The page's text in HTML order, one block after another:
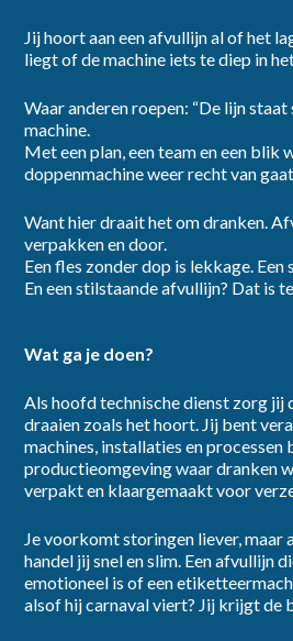
Jij hoort aan een afvullijn al of het
liegt of de machine iets te diep in
Waar anderen roepen: “De lijn staat
machine.
Met een plan, een team en een blik
doppenmachine weer recht van
Want hier draait het om dranken.
verpakken en door.
Een fles zonder dop is lekkage.
En een stilstaande afvullijn? Dat is
Wat ga je doen?
Als hoofd technische dienst zorg
draaien zoals het hoort. Jij bent
machines, installaties en processen
productieomgeving waar dranken
verpakt en klaargemaakt voor
Je voorkomt storingen liever, maar
handel jij snel en slim. Een afvullijn
emotioneel is of een
alsof hij carnaval viert? Jij krijgt de
dienstverband
provincie
Inschrijven